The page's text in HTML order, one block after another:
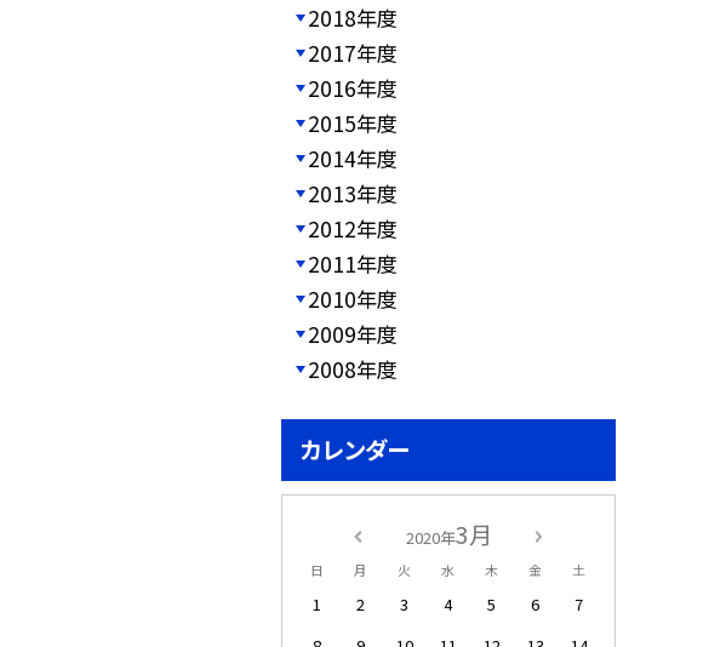
2018年度
2017年度
2016年度
2015年度
2014年度
2013年度
2012年度
2011年度
2010年度
2009年度
2008年度
カレンダー
2020年3月
日 月 火 水 木 金 土
1 2 3 4 5 6
7